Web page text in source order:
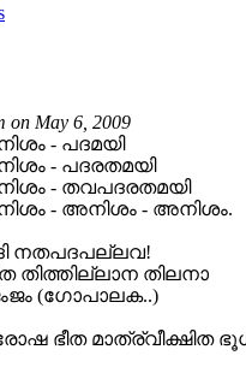
on May 6, 2009
- പദമയി
- പദരതമയി
- തവപദരതമയി
- അനിശം - അനിശം.
നതപദപല്ലവ!
തിത്തില്ലാന തിലനാ
(ഗോപാലക..)
ഭീത മാത്ര്‌വീക്ഷിത